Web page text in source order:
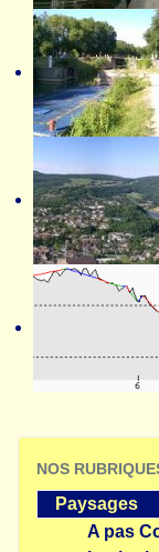
NOS
Paysages
A pas